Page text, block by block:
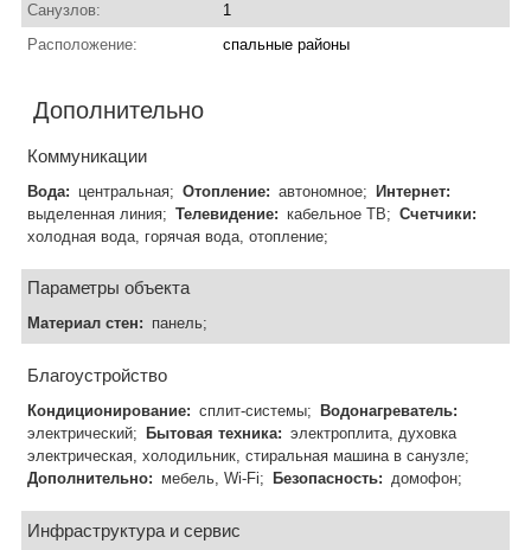
Санузлов:
1
Расположение:
спальные районы
Дополнительно
Коммуникации
Вода: центральная; Отопление: автономное;
Интернет:
выделенная линия; Телевидение: кабельное ТВ; Счетчики:
холодная вода, горячая вода, отопление;
Параметры объекта
Материал стен: панель;
Благоустройство
Кондиционирование: сплит-системы;
Водонагреватель:
электрический;
Бытовая техника: электроплита, духовка
электрическая, холодильник, стиральная машина в санузле;
Дополнительно: мебель, Wi-Fi; Безопасность: домофон;
Инфраструктура и сервис